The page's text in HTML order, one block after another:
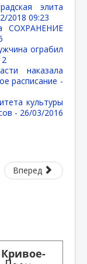
элита
2018 09:23
СОХРАНЕНИЕ
ограбил
наказала
расписание -
культуры
- 26/03/2016
Вперед